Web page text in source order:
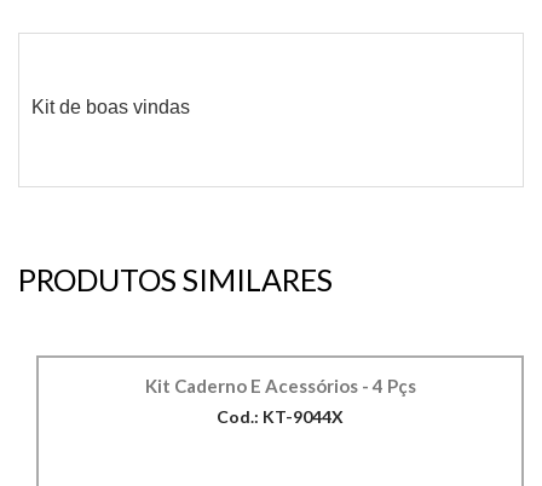
Kit de boas vindas
PRODUTOS SIMILARES
Kit Caderno E Acessórios - 4 Pçs
Cod.: KT-9044X